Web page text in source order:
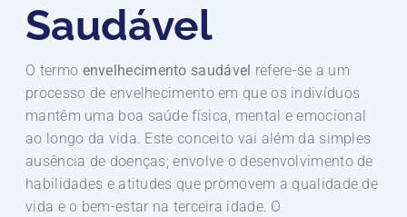
Saudável
O termo envelhecimento saudável refere-se a um
processo de envelhecimento em que os indivíduos
mantêm uma boa saúde física, mental e emocional
ao longo da vida. Este conceito vai além da simples
ausência de doenças; envolve o desenvolvimento de
habilidades e atitudes que promovem a qualidade de
vida e o bem-estar na terceira idade. O